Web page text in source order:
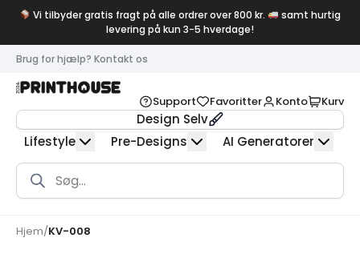
Vi tilbyder gratis fragt på alle ordrer over 800 kr.
samt hurtig
levering på kun 3-5 hverdage!
Brug for hjælp? Kontakt os
Support Favoritter Konto Kurv
Design Selv
Lifestyle
Pre-Designs AI Generatorer
Products
search
Hjem/KV-008